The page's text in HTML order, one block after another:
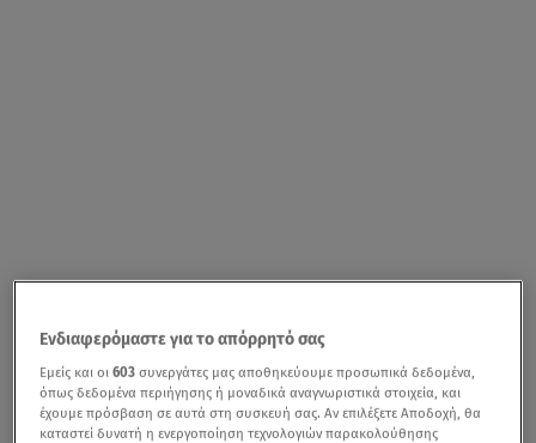
Ενδιαφερόμαστε για το απόρρητό σας
Εμείς και οι603 συνεργάτες μας αποθηκεύουμε προσωπικά δεδομένα,
όπως δεδομένα περιήγησης ή μοναδικά αναγνωριστικά στοιχεία, και
έχουμε πρόσβαση σε αυτά στη συσκευή σας. Αν επιλέξετε Αποδοχή, θα
καταστεί δυνατή η ενεργοποίηση τεχνολογιών παρακολούθησης